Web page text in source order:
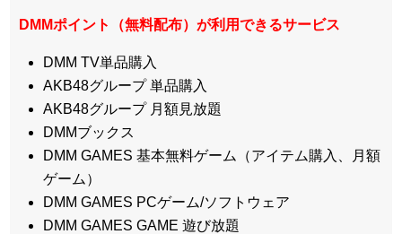
DMMポイント（無料配布）が利用できるサービス
DMM TV単品購入
AKB48グループ 単品購入
AKB48グループ 月額見放題
DMMブックス
DMM GAMES 基本無料ゲーム（アイテム購入、月額
ゲーム）
DMM GAMES PCゲーム/ソフトウェア
DMM GAMES GAME 遊び放題